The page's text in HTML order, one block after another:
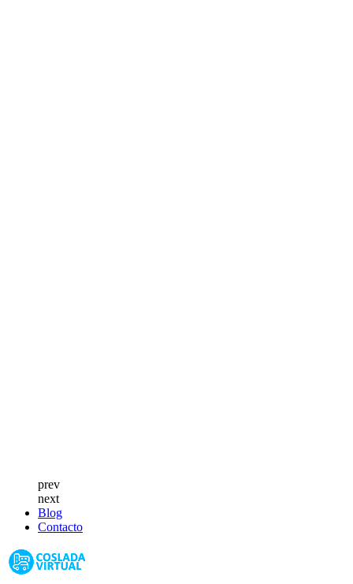
prev
next
Blog
Contacto